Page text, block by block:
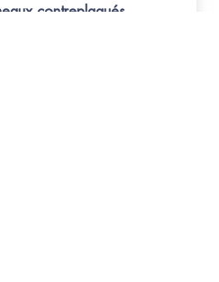
contreplaqués